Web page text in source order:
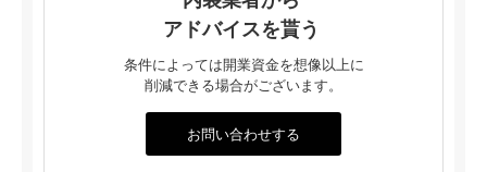
アドバイスを貰う
条件によっては開業資金を想像以上に
削減できる場合がございます。
お問い合わせする